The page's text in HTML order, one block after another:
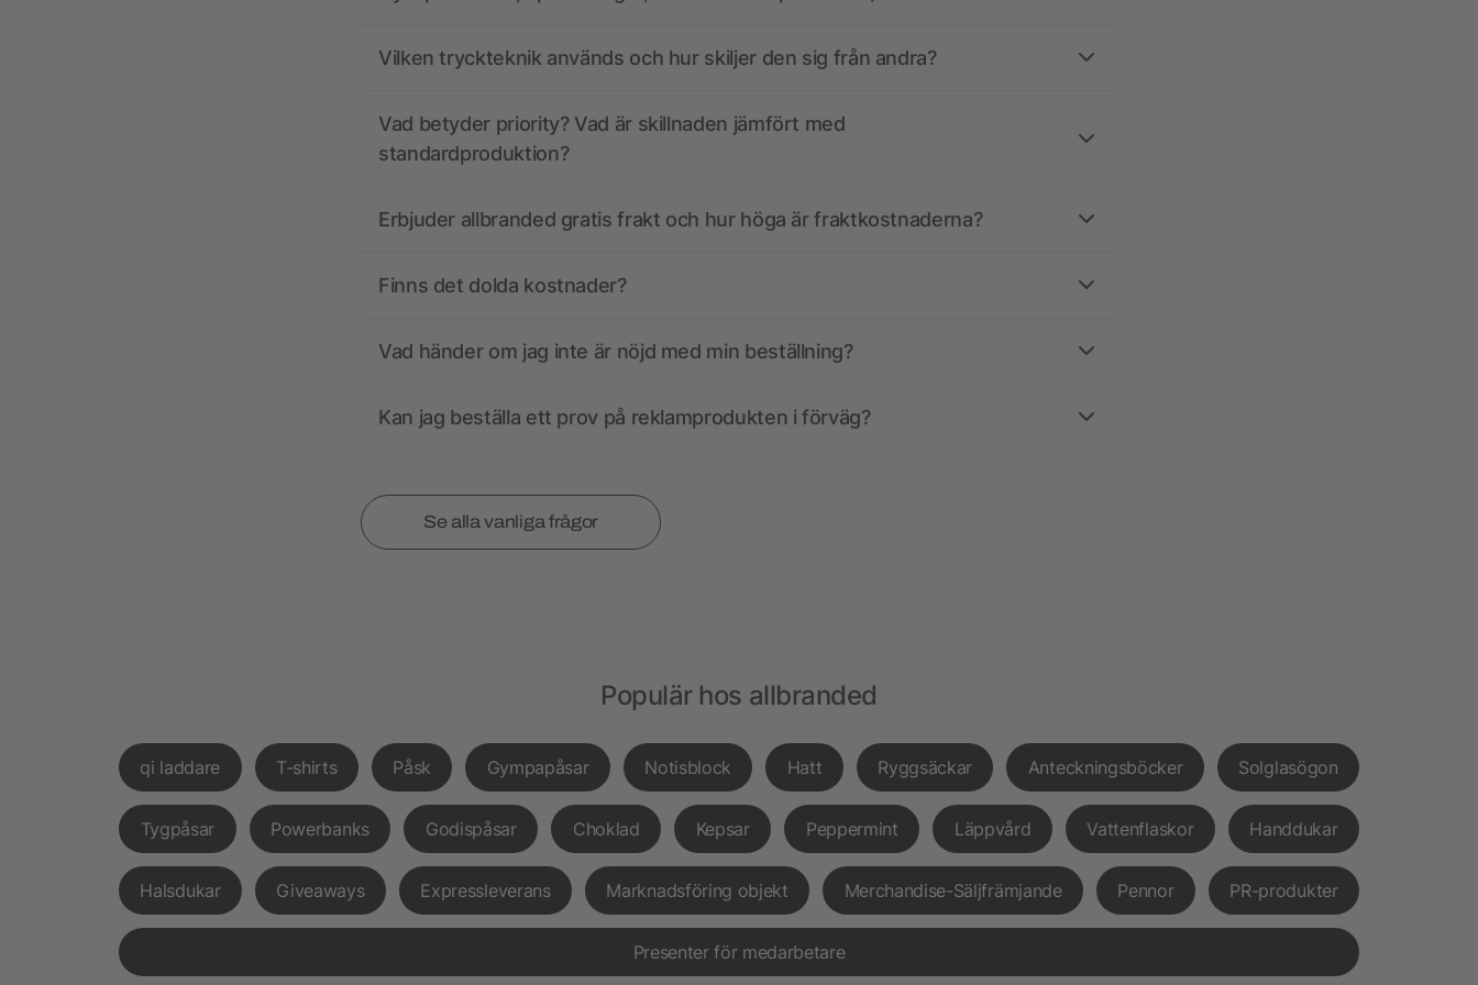
Vilken tryckteknik används och hur skiljer den sig från andra?
Vad betyder priority? Vad är skillnaden jämfört med
standardproduktion?
Erbjuder allbranded gratis frakt och hur höga är fraktkostnaderna?
Finns det dolda kostnader?
Vad händer om jag inte är nöjd med min beställning?
Kan jag beställa ett prov på reklamprodukten i förväg?
Se alla vanliga frågor
Populär hos allbranded
qi laddare T-shirts Påsk Gympapåsar Notisblock Hatt Ryggsäckar Anteckningsböcker Solglasögon
Tygpåsar Powerbanks Godispåsar Choklad Kepsar Peppermint Läppvård Vattenflaskor Handdukar
Halsdukar Giveaways Expressleverans Marknadsföring objekt Merchandise-Säljfrämjande Pennor PR-produkter
Presenter för medarbetare